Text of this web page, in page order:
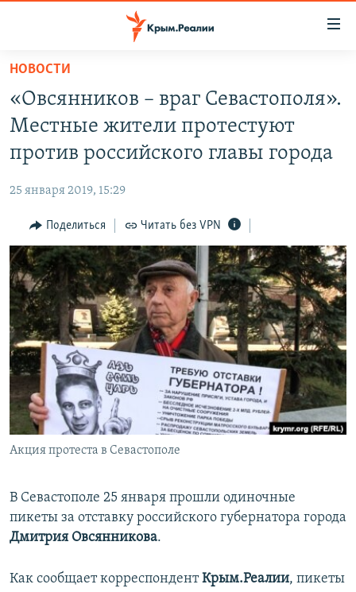
Вернуться
основному
содержанию
главной
навигации
Вернутся
поиску
11 ЛЕТ ОККУПАЦИИ КРЫМА. 11 ИСТОРИЙ СОПРОТИВЛЕНИЯ
ЕЩЕ
ИНТЕРАКТИВ
ИНФОГРАФИКА
ТЕЛЕПРОЕКТ КРЫМ.РЕАЛИИ
СОВЕТЫ ПРАВОЗАЩИТНИКОВ
ПРОПАВШИЕ БЕЗ ВЕСТИ
ПОБЕДИТЕЛЕЙ НЕ СУДЯТ?
КРЫМ.НЕПОКОРЕННЫЙ
ELIFBE
УКРАИНСКАЯ ПРОБЛЕМА КРЫМА
РАДІО СВОБОДА
КАК ОБОЙТИ БЛОКИРОВКУ
Українською
Qırımtatar
ПРИСОЕДИНЯЙТЕСЬ!
НОВОСТИ
«Овсянников – враг Севастополя».
Местные жители протестуют
против российского главы города
25 января 2019, 15:29
Поделиться Читать без VPN
Акция протеста в Севастополе
В Севастополе 25 января прошли одиночные
пикеты за отставку российского губернатора города
Дмитрия Овсянникова.
Как сообщает корреспондентКрым.Реалии, пикеты